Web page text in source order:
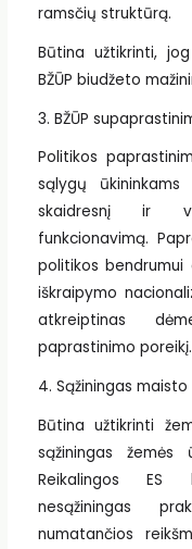
ramsčių struktūrą.
Būtina užtikrinti,
BŽŪP biudžeto
3. BŽŪP
Politikos
sąlygų ūkininkams
skaidresnį ir
funkcionavimą.
politikos
iškraipymo
atkreiptinas
paprastinimo poreikį.
4. Sąžiningas
Būtina užtikrinti
sąžiningas žemės
Reikalingos ES
nesąžiningas
numatančios